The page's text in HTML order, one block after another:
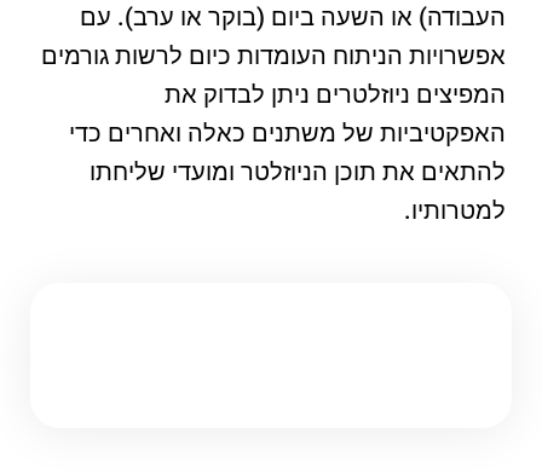
העבודה) או השעה ביום (בוקר או ערב). עם
אפשרויות הניתוח העומדות כיום לרשות גורמים
המפיצים ניוזלטרים ניתן לבדוק את
האפקטיביות של משתנים כאלה ואחרים כדי
להתאים את תוכן הניוזלטר ומועדי שליחתו
למטרותיו.